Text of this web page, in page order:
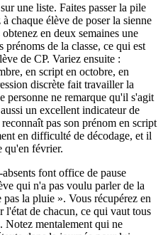
une liste. Faites passer la pile
chaque élève de poser la sienne
en deux semaines une
prénoms de la classe, ce qui est
de CP. Variez ensuite :
en script en octobre, en
discrète fait travailler la
personne ne remarque qu'il s'agit
un excellent indicateur de
pas son prénom en script
en difficulté de décodage, et il
qu'en février.
font office de pause
qui n'a pas voulu parler de la
la pluie ». Vous récupérez en
l'état de chacun, ce qui vaut tous
Notez mentalement qui ne